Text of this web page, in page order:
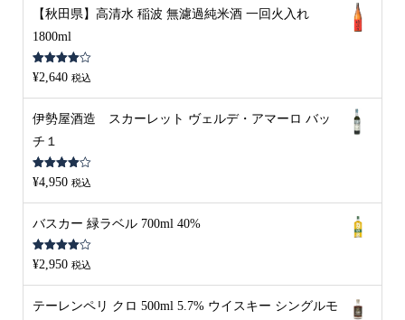
【秋田県】高清水 稲波 無濾過純米酒 一回火入れ
1800ml
5段階中
4.00の評
¥2,640 税込
伊勢屋酒造 スカーレット ヴェルデ・アマーロ バッ
チ１
5段階中
4.00の評
¥4,950 税込
バスカー 緑ラベル 700ml 40%
5段階中
4.00の評
¥2,950 税込
テーレンペリ クロ 500ml 5.7% ウイスキー シングルモ